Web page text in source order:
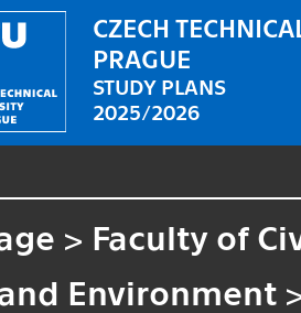
CZECH
PRAGUE
STUDY PLANS
2025/2026
> Faculty of
Environment